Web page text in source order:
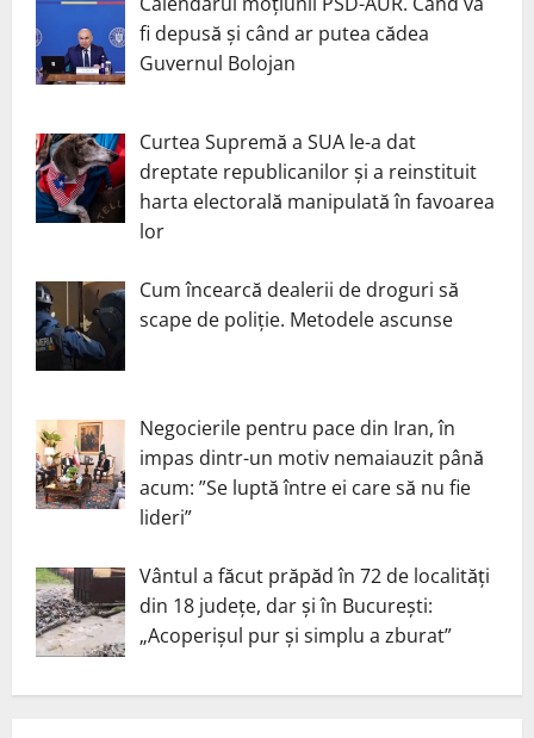
fi depusă și când ar putea cădea
Guvernul Bolojan
Curtea Supremă a SUA le-a dat
dreptate republicanilor și a reinstituit
harta electorală manipulată în favoarea
lor
Cum încearcă dealerii de droguri să
scape de poliție. Metodele ascunse
Negocierile pentru pace din Iran, în
impas dintr-un motiv nemaiauzit până
acum: ”Se luptă între ei care să nu fie
lideri”
Vântul a făcut prăpăd în 72 de localități
din 18 județe, dar și în București:
„Acoperișul pur și simplu a zburat”